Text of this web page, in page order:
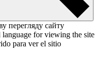
перегляду сайту
language for viewing the site
para ver el sitio